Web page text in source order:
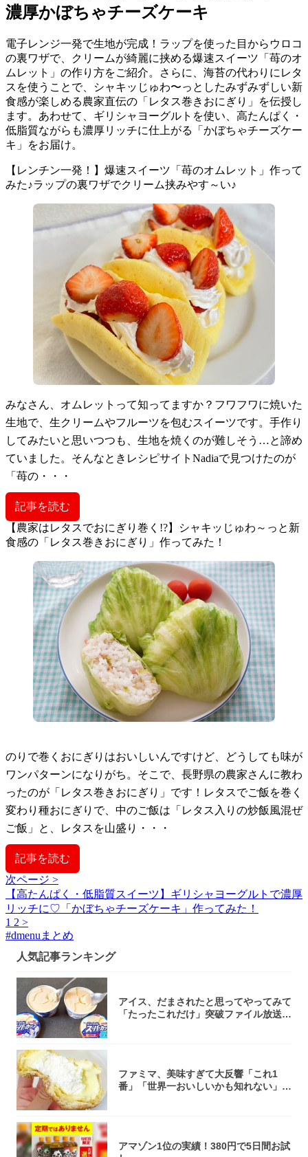
濃厚かぼちゃチーズケーキ
電子レンジ一発で生地が完成！ラップを使った目からウロコ
の裏ワザで、クリームが綺麗に挟める爆速スイーツ「苺のオ
ムレット」の作り方をご紹介。さらに、海苔の代わりにレタ
スを使うことで、シャキッじゅわ〜っとしたみずみずしい新
食感が楽しめる農家直伝の「レタス巻きおにぎり」を伝授し
ます。あわせて、ギリシャヨーグルトを使い、高たんぱく・
低脂質ながらも濃厚リッチに仕上がる「かぼちゃチーズケー
キ」をお届け。
【レンチン一発！】爆速スイーツ「苺のオムレット」作って
みた♪ラップの裏ワザでクリーム挟みやす～い♪
みなさん、オムレットって知ってますか？フワフワに焼いた
生地で、生クリームやフルーツを包むスイーツです。手作り
してみたいと思いつつも、生地を焼くのが難しそう…と諦め
ていました。そんなときレシピサイトNadiaで見つけたのが
「苺の・・・
記事を読む
【農家はレタスでおにぎり巻く!?】シャキッじゅわ～っと新
食感の「レタス巻きおにぎり」作ってみた！
のりで巻くおにぎりはおいしいんですけど、どうしても味が
ワンパターンになりがち。そこで、長野県の農家さんに教わ
ったのが「レタス巻きおにぎり」です！レタスでご飯を巻く
変わり種おにぎりで、中のご飯は「レタス入りの炒飯風混ぜ
ご飯」と、レタスを山盛り・・・
記事を読む
次ページ >
【高たんぱく・低脂質スイーツ】ギリシャヨーグルトで濃厚
リッチに♡「かぼちゃチーズケーキ」作ってみた！
1 2 >
#dmenuまとめ
人気記事ランキング
アイス、だまされたと思ってやってみて
「たったこれだけ」突破ファイル放送で
ファミマ、美味すぎて大反響「これ1
番」「世界一おいしいかも知れない」
アマゾン1位の実績！380円で5日間お試